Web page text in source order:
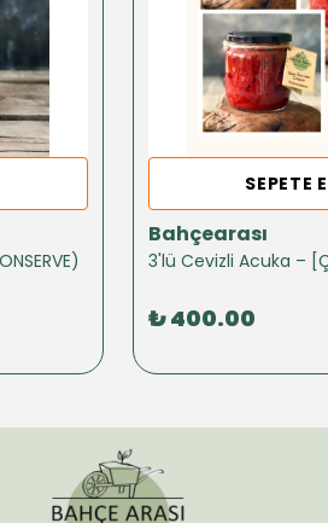
SEPETE
Bahçearası
3'lü Cevizli Acuka –
₺ 400.00